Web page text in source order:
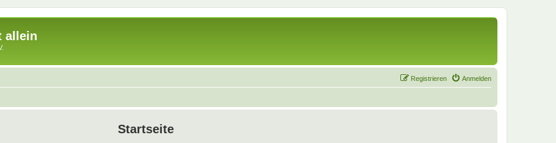
allein
Anmelden
Registrieren
Startseite